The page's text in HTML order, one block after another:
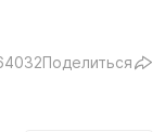
Поделиться